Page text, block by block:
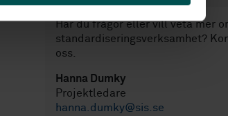
Har du frågor eller vill veta mer
standardiseringsverksamhet?
oss.
Hanna Dumky
Projektledare
hanna.dumky@sis.se